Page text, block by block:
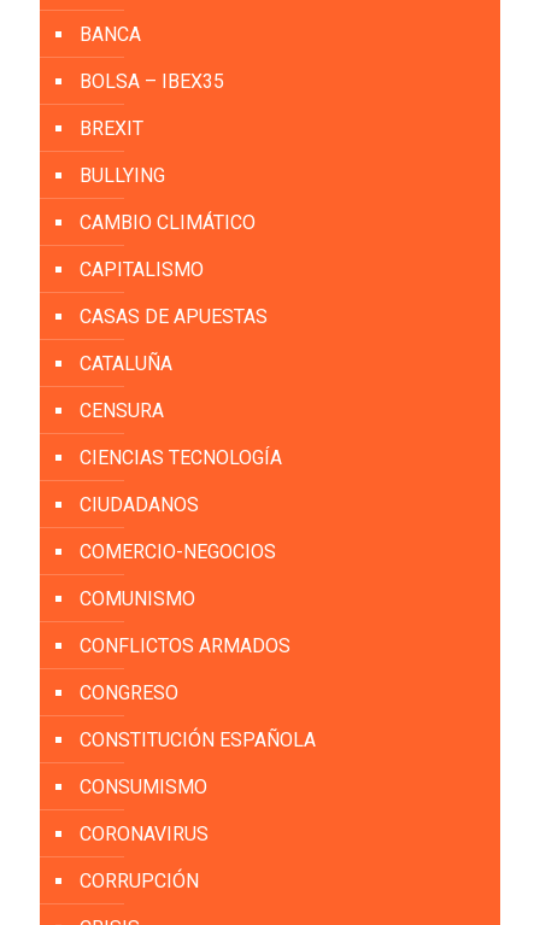
BANCA
BOLSA – IBEX35
BREXIT
BULLYING
CAMBIO CLIMÁTICO
CAPITALISMO
CASAS DE APUESTAS
CATALUÑA
CENSURA
CIENCIAS TECNOLOGÍA
CIUDADANOS
COMERCIO-NEGOCIOS
COMUNISMO
CONFLICTOS ARMADOS
CONGRESO
CONSTITUCIÓN ESPAÑOLA
CONSUMISMO
CORONAVIRUS
CORRUPCIÓN